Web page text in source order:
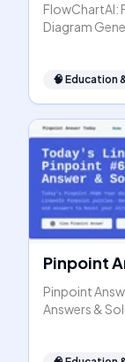
FlowChartAI:
Diagram
🧠 Education
Pinpoint
Pinpoint
Answers &